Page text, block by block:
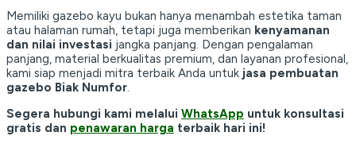
Memiliki gazebo kayu bukan hanya menambah estetika taman
atau halaman rumah, tetapi juga memberikan kenyamanan
dan nilai investasi jangka panjang. Dengan pengalaman
panjang, material berkualitas premium, dan layanan profesional,
kami siap menjadi mitra terbaik Anda untuk jasa pembuatan
gazebo Biak Numfor.
Segera hubungi kami melalui WhatsApp untuk konsultasi
gratis dan penawaran harga terbaik hari ini!